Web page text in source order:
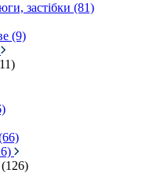
застібки (81)
(9)